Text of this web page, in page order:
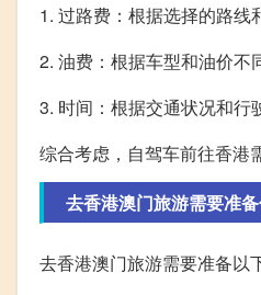
1. 过路费：根据选择的路线
2. 油费：根据车型和油价不
3. 时间：根据交通状况和行
综合考虑，自驾车前往香港
去香港澳门旅游需要准
去香港澳门旅游需要准备以